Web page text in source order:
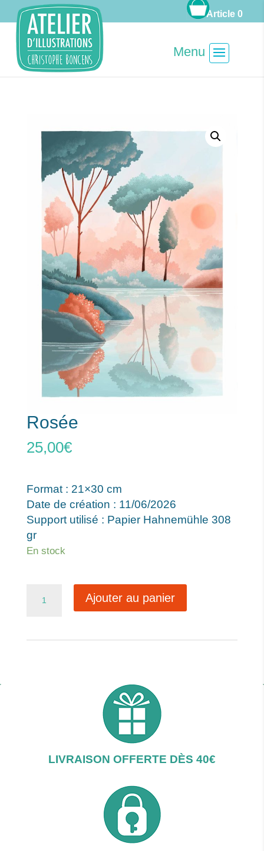
Article 0
Rosée
25,00€
Format : 21×30 cm
Date de création : 11/06/2026
Support utilisé : Papier Hahnemühle 308
gr
En stock
Ajouter au panier
LIVRAISON OFFERTE DÈS 40€